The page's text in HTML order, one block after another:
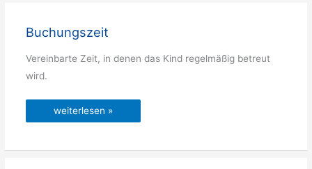
Buchungszeit
Vereinbarte Zeit, in denen das Kind regelmäßig betreut
wird.
Buchungszeit
weiterlesen »